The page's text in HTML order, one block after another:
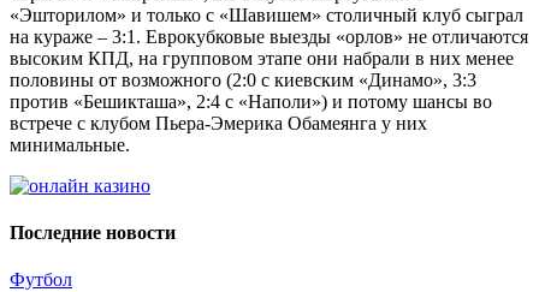
«Эшторилом» и только с «Шавишем» столичный клуб сыграл
на кураже – 3:1. Еврокубковые выезды «орлов» не отличаются
высоким КПД, на групповом этапе они набрали в них менее
половины от возможного (2:0 с киевским «Динамо», 3:3
против «Бешикташа», 2:4 с «Наполи») и потому шансы во
встрече с клубом Пьера-Эмерика Обамеянга у них
минимальные.
Последние новости
Футбол